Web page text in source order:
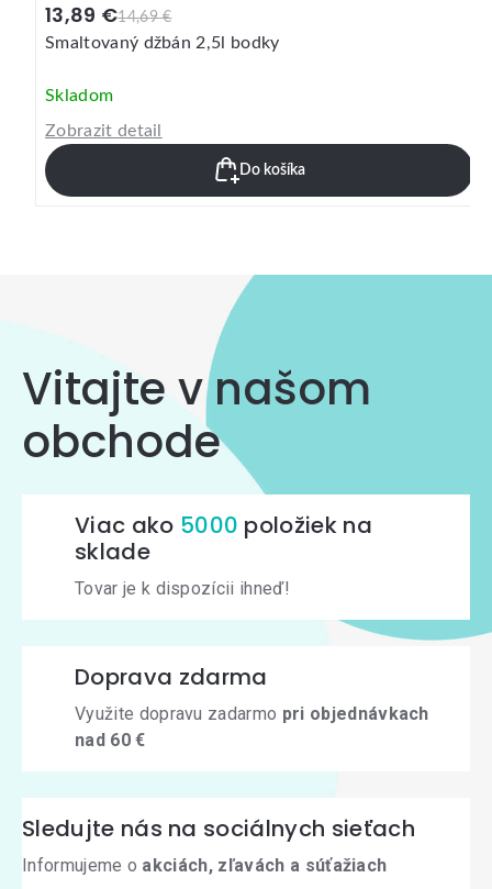
14,69 €
13,89 €
Smaltovaný džbán 2,5l bodky
Skladom
Zobrazit detail
Do košíka
Vitajte v našom
obchode
Viac ako 5000 položiek na
sklade
Tovar je k dispozícii ihneď!
Doprava zdarma
Využite dopravu zadarmo pri objednávkach
nad 60 €
Sledujte nás na sociálnych sieťach
Informujeme o akciách, zľavách a súťažiach